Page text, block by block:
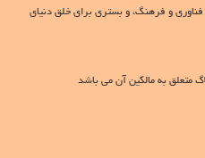
فناوری و فرهنگ، و بستری برای خلق دنیای